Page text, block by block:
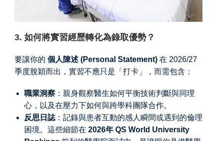
3. 如何將實習經歷轉化為錄取優勢？
要讓你的 個人陳述 (Personal Statement) 在 2026/27
季度脫穎而出，實習不應只是「打卡」，而需包含：
職業洞察 ：親身觀察醫生如何平衡技術判斷與同理
心，以及在壓力下如何與跨學科團隊合作。
反思日誌 ：記錄與患者互動的感人瞬間或遇到的倫理
困境。這些細節在 2026年 QS World University